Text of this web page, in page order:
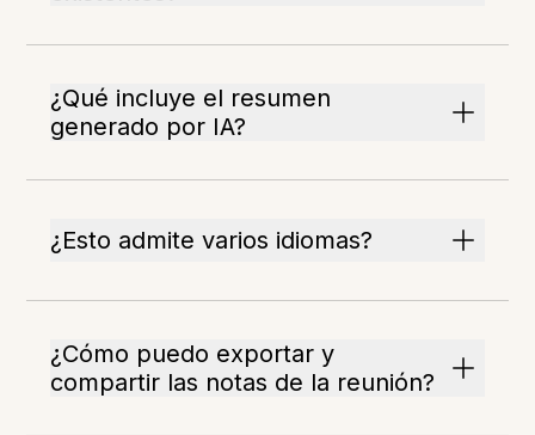
¿Qué incluye el resumen
generado por IA?
¿Esto admite varios idiomas?
¿Cómo puedo exportar y
compartir las notas de la reunión?